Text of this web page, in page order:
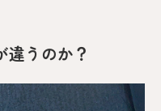
違うのか？